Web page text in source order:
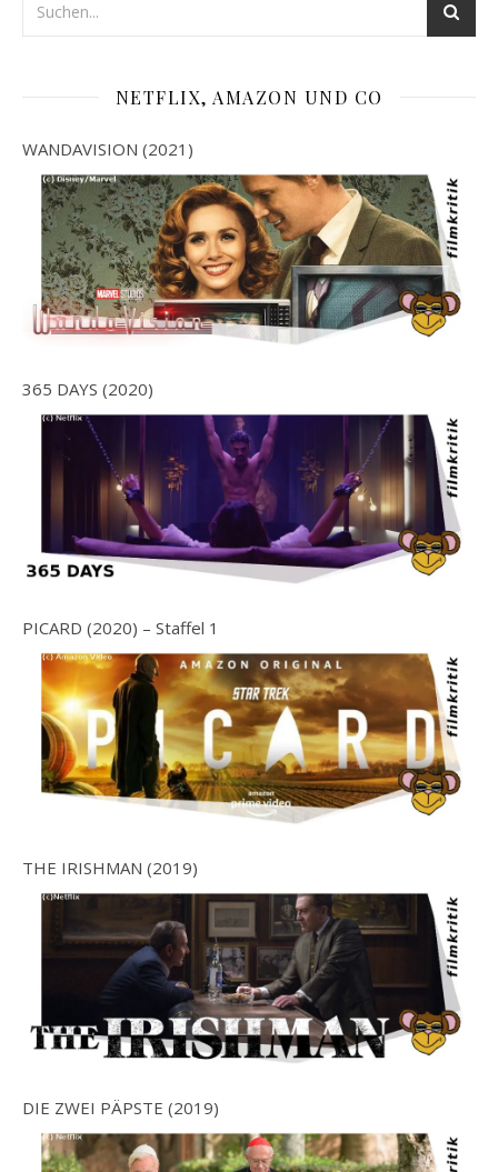
NETFLIX, AMAZON UND CO
WANDAVISION (2021)
365 DAYS (2020)
PICARD (2020) – Staffel 1
THE IRISHMAN (2019)
DIE ZWEI PÄPSTE (2019)